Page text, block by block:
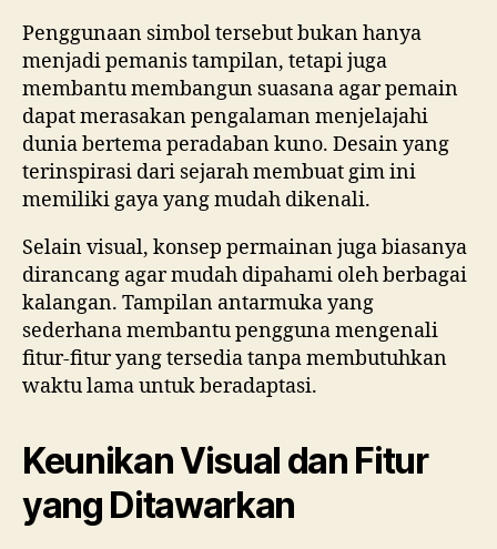
Penggunaan simbol tersebut bukan hanya
menjadi pemanis tampilan, tetapi juga
membantu membangun suasana agar pemain
dapat merasakan pengalaman menjelajahi
dunia bertema peradaban kuno. Desain yang
terinspirasi dari sejarah membuat gim ini
memiliki gaya yang mudah dikenali.
Selain visual, konsep permainan juga biasanya
dirancang agar mudah dipahami oleh berbagai
kalangan. Tampilan antarmuka yang
sederhana membantu pengguna mengenali
fitur-fitur yang tersedia tanpa membutuhkan
waktu lama untuk beradaptasi.
Keunikan Visual dan Fitur
yang Ditawarkan